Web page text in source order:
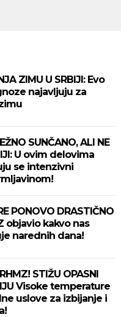
ZIMU U SRBIJI: Evo
najavljuju za
SUNČANO, ALI NE
U ovim delovima
se intenzivni
PONOVO DRASTIČNO
objavio kakvo nas
narednih dana!
STIŽU OPASNI
Visoke temperature
uslove za izbijanje i